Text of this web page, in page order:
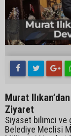
Murat
Ziyaret
Siyaset bilimci ve
Belediye Meclisi